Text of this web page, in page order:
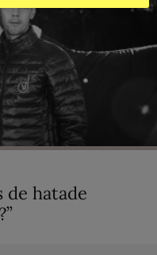
de hatade